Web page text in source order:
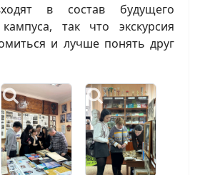
в состав будущего
так что экскурсия
и лучше понять друг